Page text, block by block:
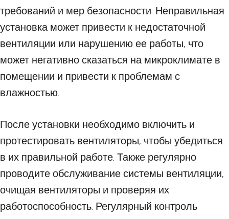
требований и мер безопасности. Неправильная
установка может привести к недостаточной
вентиляции или нарушению ее работы, что
может негативно сказаться на микроклимате в
помещении и привести к проблемам с
влажностью.
После установки необходимо включить и
протестировать вентиляторы, чтобы убедиться
в их правильной работе. Также регулярно
проводите обслуживание системы вентиляции,
очищая вентиляторы и проверяя их
работоспособность. Регулярный контроль